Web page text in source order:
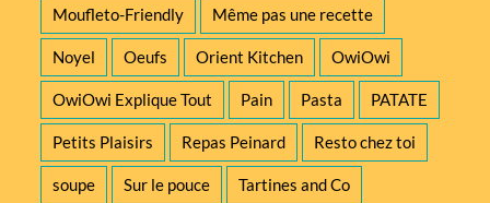
Moufleto-Friendly Même pas une recette
Noyel Oeufs Orient Kitchen OwiOwi
OwiOwi Explique Tout Pain Pasta PATATE
Petits Plaisirs Repas Peinard Resto chez toi
soupe Sur le pouce Tartines and Co